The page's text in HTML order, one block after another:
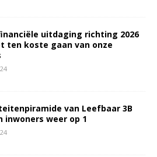
uitdaging richting 2026
ten koste gaan van onze
van Leefbaar 3B
inwoners weer op 1